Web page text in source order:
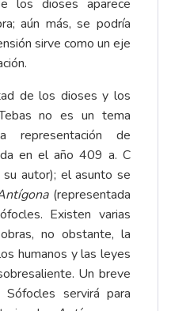
los dioses aparece
aún más, se podría
sirve como un eje
de los dioses y los
no es un tema
de
en el año 409 a. C
autor); el asunto se
(representada
Existen varias
no obstante, la
humanos y las leyes
Un breve
servirá para